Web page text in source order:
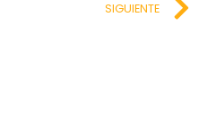
SIGUIENTE